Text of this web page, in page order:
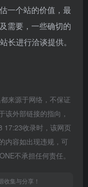
一个站的价值，最
需要，一些确切的
长进行洽谈提供。
来源于网络，不保证
该外部链接的指向，
17:23收录时，该网页
内容如出现违规，可
不承担任何责任。
集与分享！